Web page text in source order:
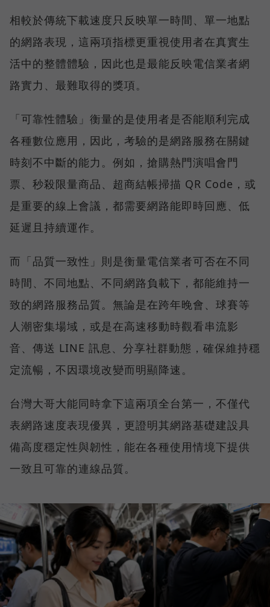
相較於傳統下載速度只反映單一時間、單一地點
的網路表現，這兩項指標更重視使用者在真實生
活中的整體體驗，因此也是最能反映電信業者網
路實力、最難取得的獎項。
「可靠性體驗」衡量的是使用者是否能順利完成
各種數位應用，因此，考驗的是網路服務在關鍵
時刻不中斷的能力。例如，搶購熱門演唱會門
票、秒殺限量商品、超商結帳掃描 QR Code，或
是重要的線上會議，都需要網路能即時回應、低
延遲且持續運作。
而「品質一致性」則是衡量電信業者可否在不同
時間、不同地點、不同網路負載下，都能維持一
致的網路服務品質。無論是在跨年晚會、球賽等
人潮密集場域，或是在高速移動時觀看串流影
音、傳送 LINE 訊息、分享社群動態，確保維持穩
定流暢，不因環境改變而明顯降速。
台灣大哥大能同時拿下這兩項全台第一，不僅代
表網路速度表現優異，更證明其網路基礎建設具
備高度穩定性與韌性，能在各種使用情境下提供
一致且可靠的連線品質。